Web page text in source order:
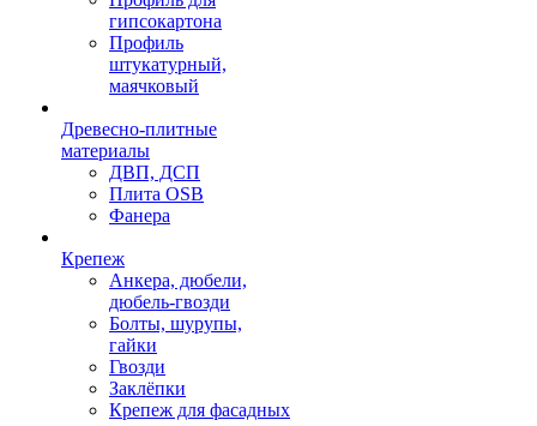
гипсокартона
Профиль
штукатурный,
маячковый
Древесно-плитные
материалы
ДВП, ДСП
Плита OSB
Фанера
Крепеж
Анкера, дюбели,
дюбель-гвозди
Болты, шурупы,
гайки
Гвозди
Заклёпки
Крепеж для фасадных